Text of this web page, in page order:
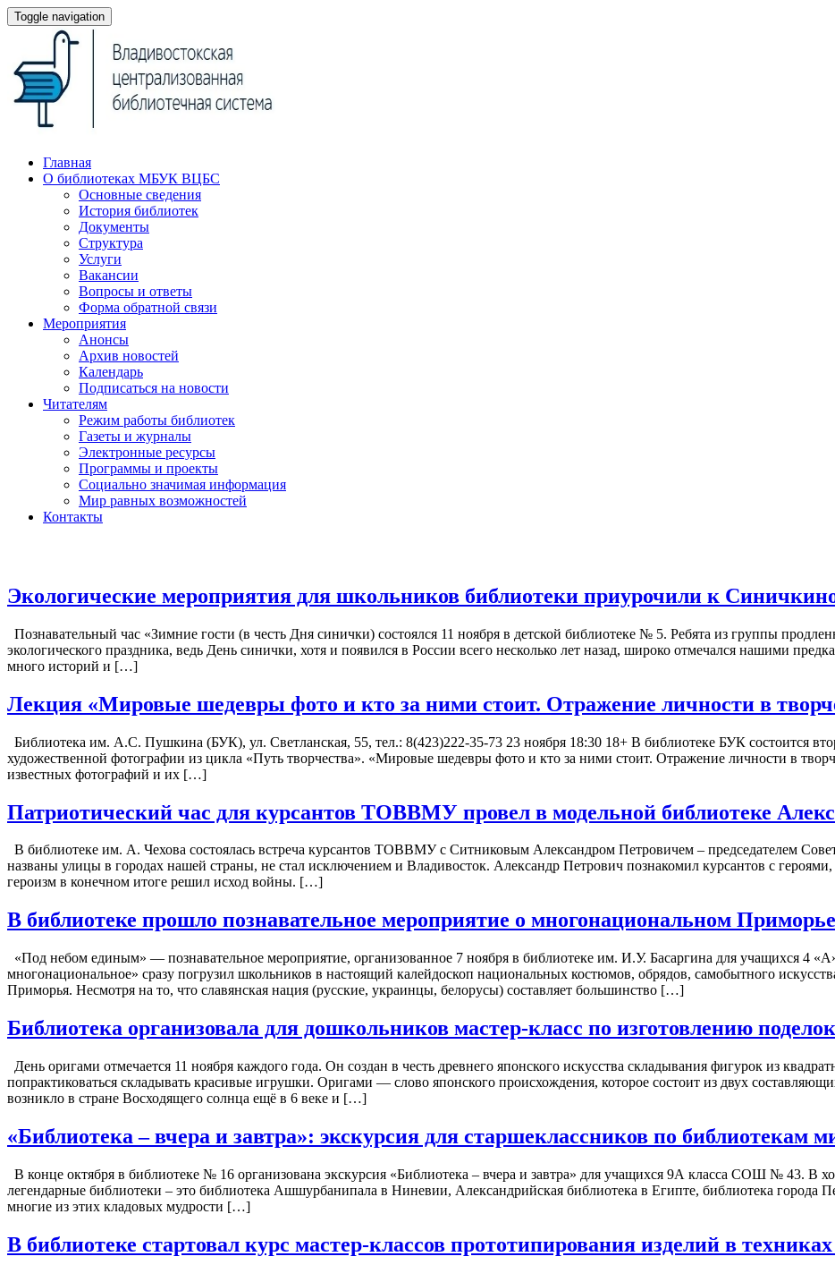
Toggle navigation
Главная
О библиотеках МБУК ВЦБС
Основные сведения
История библиотек
Документы
Структура
Услуги
Вакансии
Вопросы и ответы
Форма обратной связи
Мероприятия
Анонсы
Архив новостей
Календарь
Подписаться на новости
Читателям
Режим работы библиотек
Газеты и журналы
Электронные ресурсы
Программы и проекты
Социально значимая информация
Мир равных возможностей
Контакты
Экологические мероприятия для школьников библиотеки приурочили к
Познавательный час «Зимние гости (в честь Дня синички) состоялся 11 ноября в детской библиотеке № 5. Ребята из группы
экологического праздника, ведь День синички, хотя и появился в России всего несколько лет назад, широко отмечался нашими
много историй и […]
Лекция «Мировые шедевры фото и кто за ними стоит. Отражение личности в
Библиотека им. А.С. Пушкина (БУК), ул. Светланская, 55, тел.: 8(423)222-35-73 23 ноября 18:30 18+ В библиотеке БУК состоится
художественной фотографии из цикла «Путь творчества». «Мировые шедевры фото и кто за ними стоит. Отражение личности в
известных фотографий и их […]
Патриотический час для курсантов ТОВВМУ провел в модельной библиотеке
В библиотеке им. А. Чехова состоялась встреча курсантов ТОВВМУ с Ситниковым Александром Петровичем – председателем
названы улицы в городах нашей страны, не стал исключением и Владивосток. Александр Петрович познакомил курсантов с
героизм в конечном итоге решил исход войны. […]
В библиотеке прошло познавательное мероприятие о многонациональном Приморье
«Под небом единым» — познавательное мероприятие, организованное 7 ноября в библиотеке им. И.У. Басаргина для
многонациональное» сразу погрузил школьников в настоящий калейдоскоп национальных костюмов, обрядов, самобытного
Приморья. Несмотря на то, что славянская нация (русские, украинцы, белорусы) составляет большинство […]
Библиотека организовала для дошкольников мастер-класс по изготовлению
День оригами отмечается 11 ноября каждого года. Он создан в честь древнего японского искусства складывания фигурок из
попрактиковаться складывать красивые игрушки. Оригами — слово японского происхождения, которое состоит из двух
возникло в стране Восходящего солнца ещё в 6 веке и […]
«Библиотека – вчера и завтра»: экскурсия для старшеклассников по библиотекам
В конце октября в библиотеке № 16 организована экскурсия «Библиотека – вчера и завтра» для учащихся 9А класса СОШ № 43. В
легендарные библиотеки – это библиотека Ашшурбанипала в Ниневии, Александрийская библиотека в Египте, библиотека города
многие из этих кладовых мудрости […]
В библиотеке стартовал курс мастер-классов прототипирования изделий в